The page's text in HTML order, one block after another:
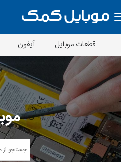
قطعات موبایل آیفون